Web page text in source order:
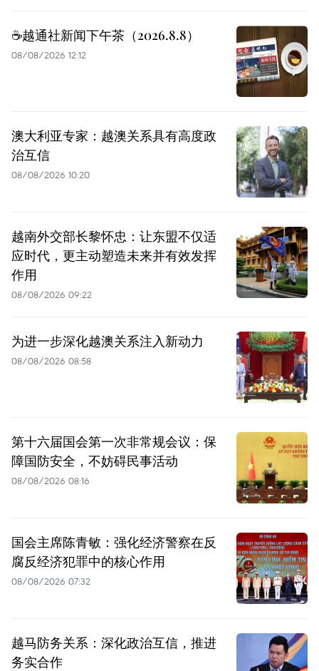
☕️越通社新闻下午茶（2026.8.8）
08/08/2026 12:12
澳大利亚专家：越澳关系具有高度政
治互信
08/08/2026 10:20
越南外交部长黎怀忠：让东盟不仅适
应时代，更主动塑造未来并有效发挥
作用
08/08/2026 09:22
为进一步深化越澳关系注入新动力
08/08/2026 08:58
第十六届国会第一次非常规会议：保
障国防安全，不妨碍民事活动
08/08/2026 08:16
国会主席陈青敏：强化经济警察在反
腐反经济犯罪中的核心作用
08/08/2026 07:32
越马防务关系：深化政治互信，推进
务实合作